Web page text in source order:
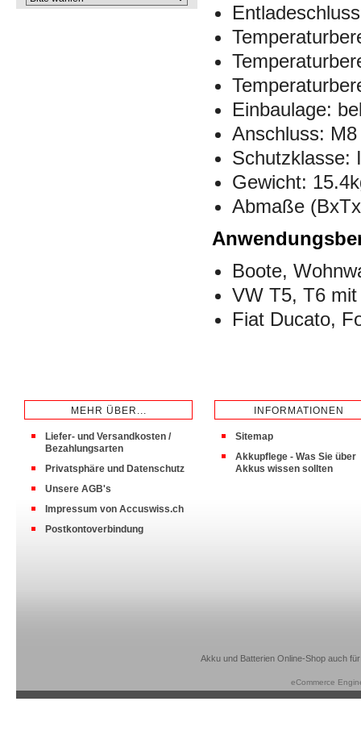
Einbaulage:
Anschluss:
Schutzklasse:
Gewicht:
Abmaße
Boote,
VW T5, T6
Fiat Ducato,
MEHR ÜBER...
Liefer- und Versandkosten /
Bezahlungsarten
Privatsphäre und Datenschutz
Unsere AGB's
Impressum von Accuswiss.ch
Postkontoverbindung
INFORMATIONEN
Sitemap
Akkupflege - Was Sie über
Akkus wissen sollten
Akku und Batterien Online-Shop auch
eCommerce